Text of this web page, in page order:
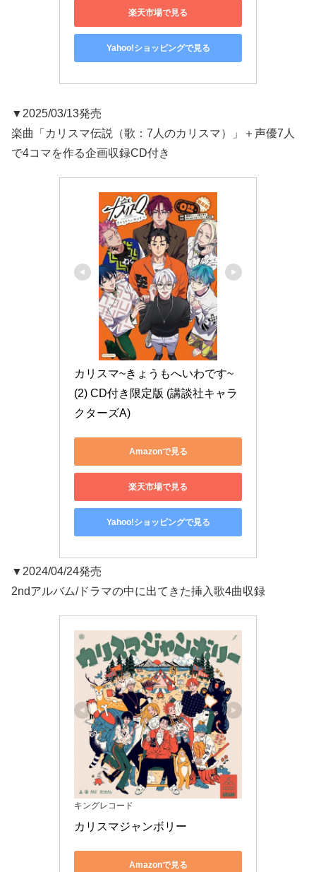
楽天市場で見る
Yahoo!ショッピングで見る
▼2025/03/13発売
楽曲「カリスマ伝説（歌：7人のカリスマ）」＋声優7人
で4コマを作る企画収録CD付き
カリスマ~きょうもへいわです~
(2) CD付き限定版 (講談社キャラ
クターズA)
Amazonで見る
楽天市場で見る
Yahoo!ショッピングで見る
▼2024/04/24発売
2ndアルバム/ドラマの中に出てきた挿入歌4曲収録
キングレコード
カリスマジャンボリー
Amazonで見る